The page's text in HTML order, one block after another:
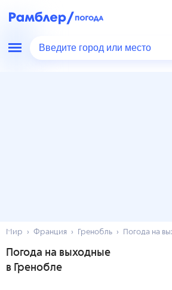
Введите город или место
Мир Франция Гренобль Погода на
Погода на выходные
в Гренобле